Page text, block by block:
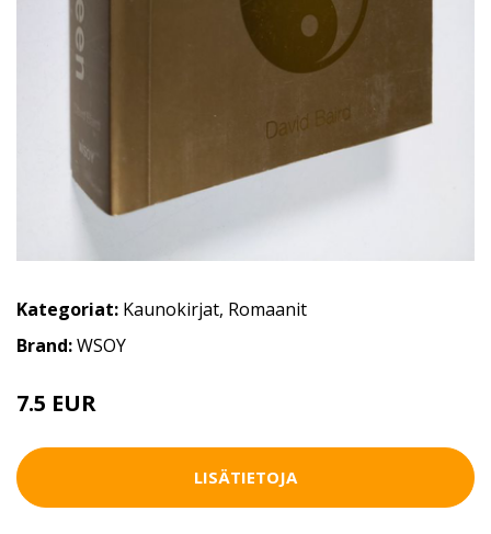
Kategoriat: Kaunokirjat, Romaanit
Brand:WSOY
7.5 EUR
LISÄTIETOJA